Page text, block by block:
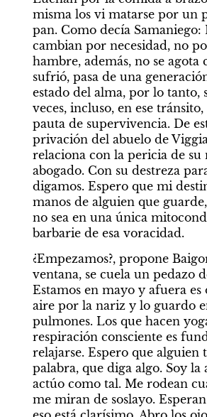
misma los vi matarse por un
pan. Como decía Samaniego:
cambian por necesidad, no
hambre, además, no se agota
sufrió, pasa de una
estado del alma, por lo tanto,
veces, incluso, en ese
pauta de supervivencia. De
privación del abuelo de
relaciona con la pericia de su
abogado. Con su destreza
digamos. Espero que mi
manos de alguien que
no sea en una única
barbarie de esa voracidad.
¿Empezamos?, propone
ventana, se cuela un pedazo
Estamos en mayo y afuera es
aire por la nariz y lo guardo
pulmones. Los que hacen
respiración consciente es
relajarse. Espero que alguien
palabra, que diga algo. Soy la
actúo como tal. Me rodean
me miran de soslayo.